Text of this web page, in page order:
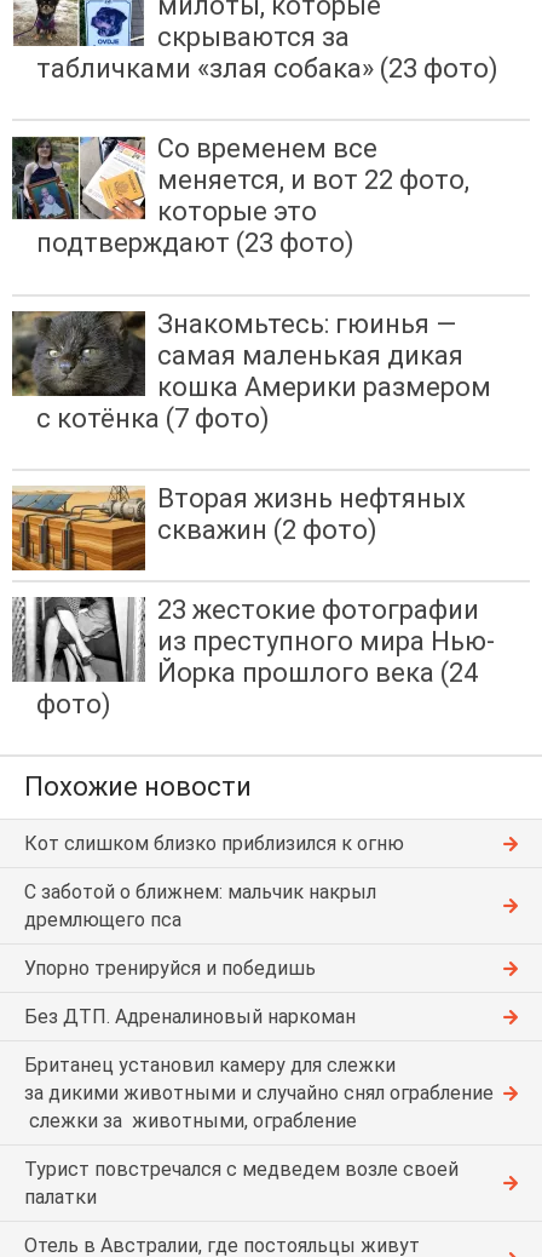
скрываются за
табличками «злая собака» (23 фото)
Со временем все
меняется, и вот 22 фото,
которые это
подтверждают (23 фото)
Знакомьтесь: гюинья —
самая маленькая дикая
кошка Америки размером
с котёнка (7 фото)
Вторая жизнь нефтяных
скважин (2 фото)
23 жестокие фотографии
из преступного мира Нью-
Йорка прошлого века (24
фото)
Похожие новости
Кот слишком близко приблизился к огню
С заботой о ближнем: мальчик накрыл
дремлющего пса
Упорно тренируйся и победишь
Без ДТП. Адреналиновый наркоман
Британец установил камеру для слежки
за дикими животными и случайно снял ограбление
слежки за животными, ограбление
Турист повстречался с медведем возле своей
палатки
Отель в Австралии, где постояльцы живут